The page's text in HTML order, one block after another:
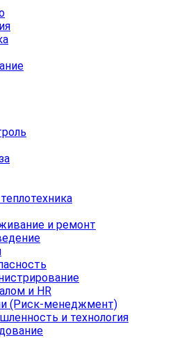
и ремонт
и HR
(Риск-менеджмент)
и технология